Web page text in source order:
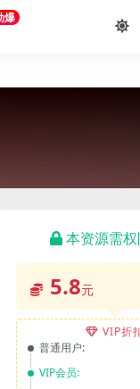
爆
本资源需
5.8元
VIP折
普通用户:
VIP会员: